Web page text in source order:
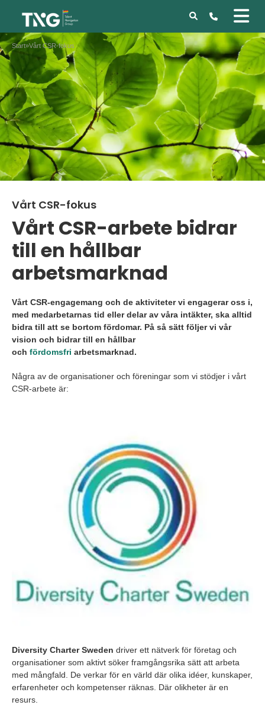
Start»Vårt CSR-fokus
Vårt CSR-fokus
Vårt CSR-arbete bidrar
till en hållbar
arbetsmarknad
Vårt CSR-engagemang och de aktiviteter vi engagerar oss i,
med medarbetarnas tid eller delar av våra intäkter, ska alltid
bidra till att se bortom fördomar. På så sätt följer vi vår
vision och bidrar till en hållbar
och fördomsfri arbetsmarknad.
Några av de organisationer och föreningar som vi stödjer i vårt
CSR-arbete är:
Diversity Charter Sweden driver ett nätverk för företag och
organisationer som aktivt söker framgångsrika sätt att arbeta
med mångfald. De verkar för en värld där olika idéer, kunskaper,
erfarenheter och kompetenser räknas. Där olikheter är en
resurs.